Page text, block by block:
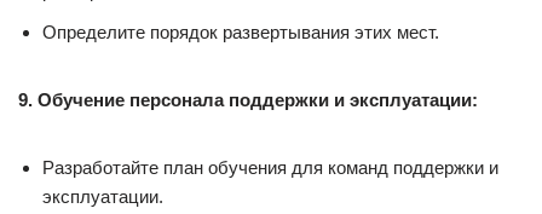
Определите порядок развертывания этих мест.
9. Обучение персонала поддержки и эксплуатации:
Разработайте план обучения для команд поддержки и
эксплуатации.